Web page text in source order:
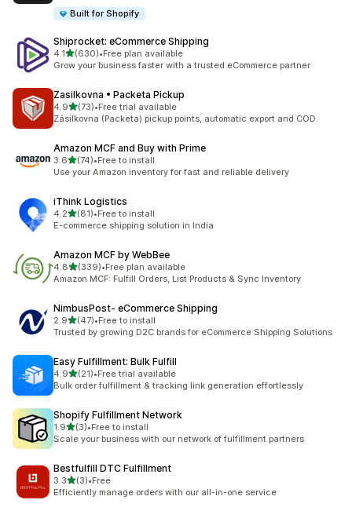
Built for Shopify
Shiprocket: eCommerce Shipping
4.1เต็ม 5 ดาว
(630)
ทั้งหมด 630 รีวิว
•Free plan available
Grow your business faster with a trusted eCommerce partner
Zasilkovna • Packeta Pickup
4.9เต็ม 5 ดาว
(73)
ทั้งหมด 73 รีวิว
•Free trial available
Zásilkovna (Packeta) pickup points, automatic export and COD.
Amazon MCF and Buy with Prime
3.6เต็ม 5 ดาว
(74)
ทั้งหมด 74 รีวิว
•Free to install
Use your Amazon inventory for fast and reliable delivery
iThink Logistics
4.2เต็ม 5 ดาว
(81)
ทั้งหมด 81 รีวิว
•Free to install
E-commerce shipping solution in India
Amazon MCF by WebBee
4.8เต็ม 5 ดาว
(339)
ทั้งหมด 339 รีวิว
•Free plan available
Amazon MCF: Fulfill Orders, List Products & Sync Inventory
NimbusPost‑ eCommerce Shipping
2.9เต็ม 5 ดาว
(47)
ทั้งหมด 47 รีวิว
•Free to install
Trusted by growing D2C brands for eCommerce Shipping Solutions
Easy Fulfillment: Bulk Fulfill
4.9เต็ม 5 ดาว
(21)
ทั้งหมด 21 รีวิว
•Free trial available
Bulk order fulfillment & tracking link generation effortlessly
Shopify Fulfillment Network
1.9เต็ม 5 ดาว
(3)
ทั้งหมด 3 รีวิว
•Free to install
Scale your business with our network of fulfillment partners
Bestfulfill DTC Fulfillment
3.3เต็ม 5 ดาว
(3)
ทั้งหมด 3 รีวิว
•Free
Efficiently manage orders with our all-in-one service